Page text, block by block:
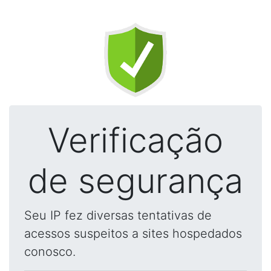
Verificação
de segurança
Seu IP fez diversas tentativas de
acessos suspeitos a sites hospedados
conosco.